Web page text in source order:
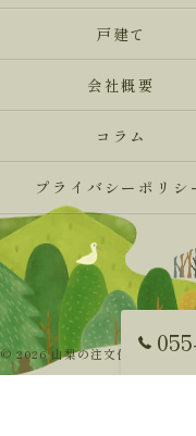
戸建て
会社概要
コラム
プライバシーポリシ
© 2026 山梨の注文住宅なら